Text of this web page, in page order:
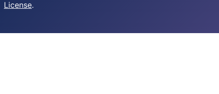
License.